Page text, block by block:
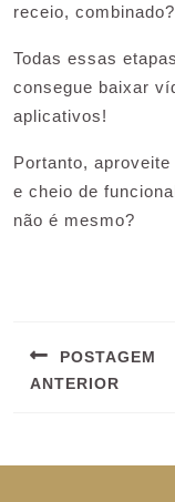
receio, combinado?
Todas essas
consegue baixar
aplicativos!
Portanto,
e cheio de
não é mesmo?
PostPOSTAGEM
ANTERIOR